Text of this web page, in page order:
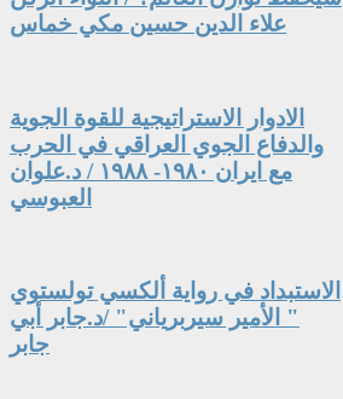
علاء الدين حسين مكي خماس
الادوار الاستراتيجية للقوة الجوية
والدفاع الجوي العراقي في الحرب
مع ايران ١٩٨٠- ١٩٨٨ / د.علوان
العبوسي
الاستبداد في رواية ألكسي تولستوي
" الأمير سيربرياني" /د.جابر أبي
جابر